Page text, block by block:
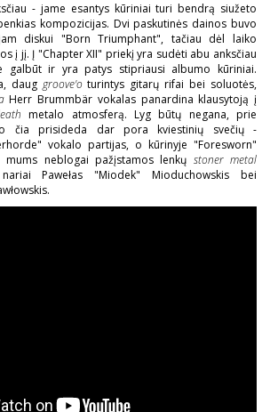
- jame esantys kūriniai turi bendrą siužeto
kompozicijas. Dvi paskutinės dainos buvo
diskui "Born Triumphant", tačiau dėl laiko
į jį. Į "Chapter XII" priekį yra sudėti abu anksčiau
galbūt ir yra patys stipriausi albumo kūriniai.
daug groove'oturintys gitarų rifai bei soluotės,
Herr Brummbär vokalas panardina klausytoją į
metalo atmosferą. Lyg būtų negana, prie
čia prisideda dar pora kviestinių svečių -
vokalo partijas, o kūrinyje "Foresworn"
neblogai pažįstamos lenkų stoner metal
Pawełas "Miodek" Mioduchowskis bei